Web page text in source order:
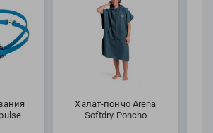
Халат-пончо Arena
Softdry Poncho